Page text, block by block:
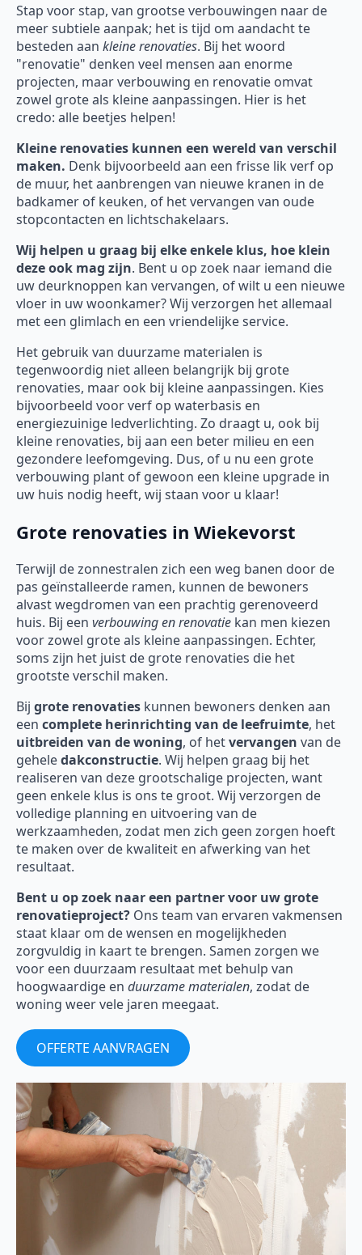
Stap voor stap, van grootse verbouwingen naar de
meer subtiele aanpak; het is tijd om aandacht te
besteden aan kleine renovaties. Bij het woord
"renovatie" denken veel mensen aan enorme
projecten, maar verbouwing en renovatie omvat
zowel grote als kleine aanpassingen. Hier is het
credo: alle beetjes helpen!
Kleine renovaties kunnen een wereld van verschil
maken. Denk bijvoorbeeld aan een frisse lik verf op
de muur, het aanbrengen van nieuwe kranen in de
badkamer of keuken, of het vervangen van oude
stopcontacten en lichtschakelaars.
Wij helpen u graag bij elke enkele klus, hoe klein
deze ook mag zijn. Bent u op zoek naar iemand die
uw deurknoppen kan vervangen, of wilt u een nieuwe
vloer in uw woonkamer? Wij verzorgen het allemaal
met een glimlach en een vriendelijke service.
Het gebruik van duurzame materialen is
tegenwoordig niet alleen belangrijk bij grote
renovaties, maar ook bij kleine aanpassingen. Kies
bijvoorbeeld voor verf op waterbasis en
energiezuinige ledverlichting. Zo draagt u, ook bij
kleine renovaties, bij aan een beter milieu en een
gezondere leefomgeving. Dus, of u nu een grote
verbouwing plant of gewoon een kleine upgrade in
uw huis nodig heeft, wij staan voor u klaar!
Grote renovaties in Wiekevorst
Terwijl de zonnestralen zich een weg banen door de
pas geïnstalleerde ramen, kunnen de bewoners
alvast wegdromen van een prachtig gerenoveerd
huis. Bij een verbouwing en renovatie kan men kiezen
voor zowel grote als kleine aanpassingen. Echter,
soms zijn het juist de grote renovaties die het
grootste verschil maken.
Bij grote renovaties kunnen bewoners denken aan
een complete herinrichting van de leefruimte, het
uitbreiden van de woning, of hetvervangen van de
geheledakconstructie. Wij helpen graag bij het
realiseren van deze grootschalige projecten, want
geen enkele klus is ons te groot. Wij verzorgen de
volledige planning en uitvoering van de
werkzaamheden, zodat men zich geen zorgen hoeft
te maken over de kwaliteit en afwerking van het
resultaat.
Bent u op zoek naar een partner voor uw grote
renovatieproject? Ons team van ervaren vakmensen
staat klaar om de wensen en mogelijkheden
zorgvuldig in kaart te brengen. Samen zorgen we
voor een duurzaam resultaat met behulp van
hoogwaardige en duurzame materialen, zodat de
woning weer vele jaren meegaat.
OFFERTE AANVRAGEN